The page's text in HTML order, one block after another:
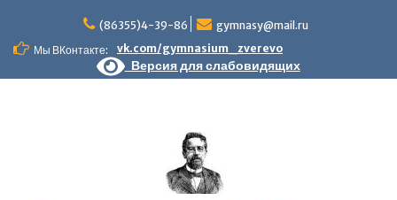
content
(86355)4-39-86
gymnasy@mail.ru
Мы ВКонтакте:
vk.com/gymnasium_zverevo
Версия для слабовидящих